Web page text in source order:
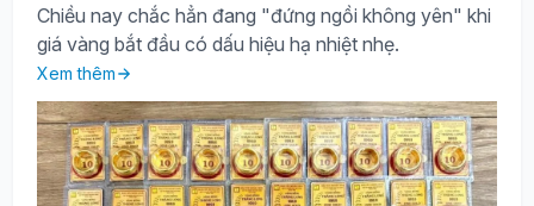
Chiều nay chắc hẳn đang "đứng ngồi không yên" khi
giá vàng bắt đầu có dấu hiệu hạ nhiệt nhẹ.
Xem thêm